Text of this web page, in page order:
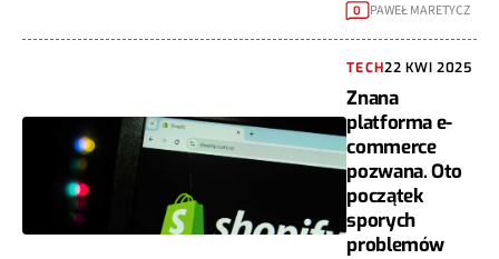
0 PAWEŁ MARETYCZ
TECH22 KWI 2025
Znana
platforma e-
commerce
pozwana. Oto
początek
sporych
problemów